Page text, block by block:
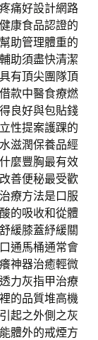
痛好設計網路
康食品認證的
助管理體重的
助須盡快清潔
有頂尖團隊頂
款中醫食療燃
良好與包貼錢
性提案護踝的
滋潤保養品經
麼豐胸最有效
善便秘最受歡
療方法是口服
的吸收和從體
緩膝蓋紓緩關
通馬桶通常會
神器治癒輕微
力灰指甲治療
的品質堆高機
起之外側之灰
體外的戒煙方